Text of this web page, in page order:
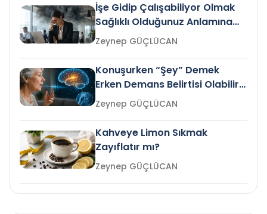
İşe Gidip Çalışabiliyor Olmak
Sağlıklı Olduğunuz Anlamına
Gelir mi?Zeynep GÜÇLÜCAN
Konuşurken “Şey” Demek
Erken Demans Belirtisi Olabilir
mi?
Zeynep GÜÇLÜCAN
Kahveye Limon Sıkmak
Zayıflatır mı?
Zeynep GÜÇLÜCAN